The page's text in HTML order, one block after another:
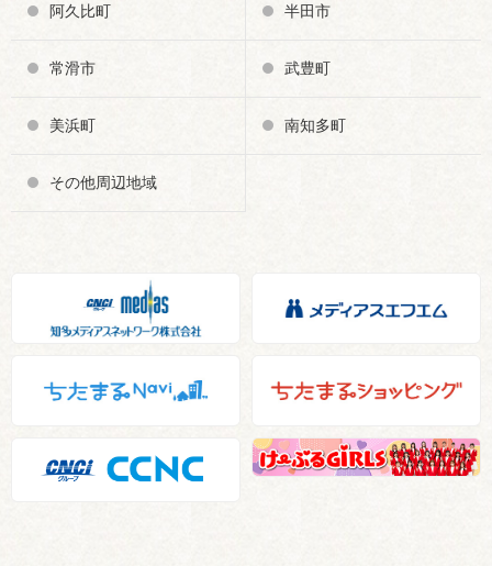
阿久比町 半田市
常滑市 武豊町
美浜町 南知多町
その他周辺地域